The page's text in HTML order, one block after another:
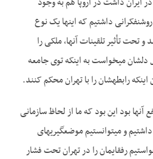
داشتیم که اینها یک نوع
تحت تأثیر تلقینات آنها، ملکی را
دلشان می­خواست به اینکه توی جامعه
رابطه­شان را با تهران محکم کنند.
بود این بود که ما از لحاظ سازمانی
و می­توانستیم موضع­گیری­های
رفقایمان را در تهران تحت فشار